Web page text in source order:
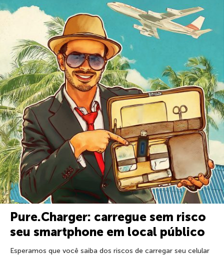
Pure.Charger: carregue sem risco
seu smartphone em local público
Esperamos que você saiba dos riscos de carregar seu celular